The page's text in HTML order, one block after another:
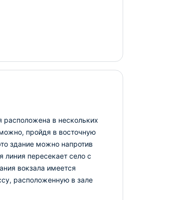
в нескольких
пройдя в восточную
здание можно напротив
пересекает село с
вокзала имеется
расположенную в зале